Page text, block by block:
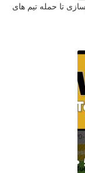
تا حمله تیم های